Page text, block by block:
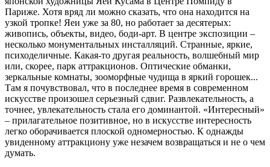
Париже. Хотя вряд ли можно сказать, что она находится на
узкой тропке! Яеи уже за 80, но работает за десятерых:
живопись, объекты, видео, боди-арт. В центре экспозиции –
несколько монументальных инсталляций. Странные, яркие,
психоделичные. Какая-то другая реальность, волшебный мир
или, скорее, парк аттракционов. Оптические обманки,
зеркальные комнаты, зооморфные чудища в яркий горошек...
Там я почувствовал, что в последнее время в современном
искусстве произошел серьезный сдвиг. Развлекательность, а
точнее, увлекательность стала его доминантой. «Интересный»
– прилагательное позитивное, но в искусстве интересность
легко оборачивается плоской одномерностью. К однажды
увиденному аттракциону уже незачем возвращаться и не о чем
думать.